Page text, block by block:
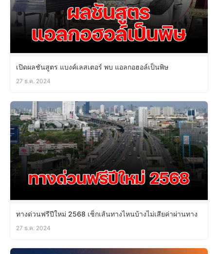
เปิดผลชันสูตร แบงค์เลสเตอร์ พบ แอลกอฮอล์เป็นพิษ
27 ธ.ค. 2024
ทางด่วนฟรีปีใหม่ 2568 เช็กเส้นทางไหนบ้างไม่เสียค่าผ่านทาง
27 ธ.ค. 2024